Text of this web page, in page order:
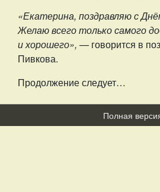
«Екатерина, поздравляю с
Желаю всего только самого
и хорошего», — говорится в
Пивкова.
Продолжение следует…
Полная